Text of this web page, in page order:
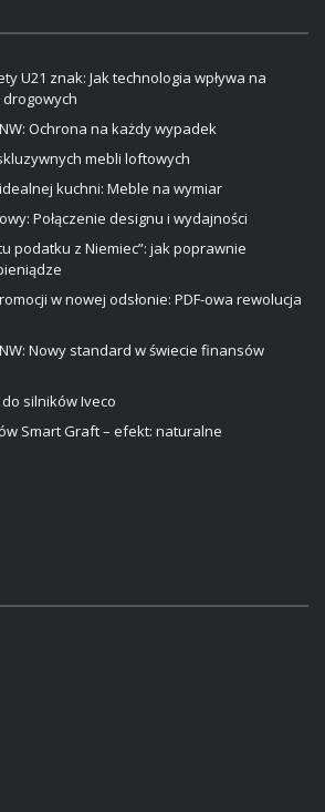
U21 znak: Jak technologia wpływa na
Ochrona na każdy wypadek
mebli loftowych
kuchni: Meble na wymiar
Połączenie designu i wydajności
podatku z Niemiec”: jak poprawnie
w nowej odsłonie: PDF-owa rewolucja
Nowy standard w świecie finansów
silników Iveco
Smart Graft – efekt: naturalne